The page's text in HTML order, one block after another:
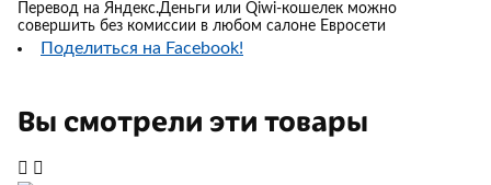
Перевод на Яндекс.Деньги или Qiwi-кошелек можно
совершить без комиссии в любом салоне Евросети
Поделиться на Facebook!
Вы смотрели эти товары